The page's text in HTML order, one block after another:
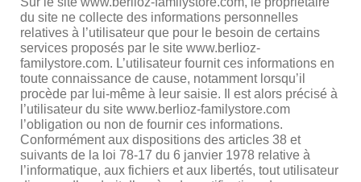
du site ne collecte des informations personnelles
relatives à l’utilisateur que pour le besoin de certains
services proposés par le site www.berlioz-
familystore.com. L’utilisateur fournit ces informations en
toute connaissance de cause, notamment lorsqu’il
procède par lui-même à leur saisie. Il est alors précisé à
l’utilisateur du site www.berlioz-familystore.com
l’obligation ou non de fournir ces informations.
Conformément aux dispositions des articles 38 et
suivants de la loi 78-17 du 6 janvier 1978 relative à
l’informatique, aux fichiers et aux libertés, tout utilisateur